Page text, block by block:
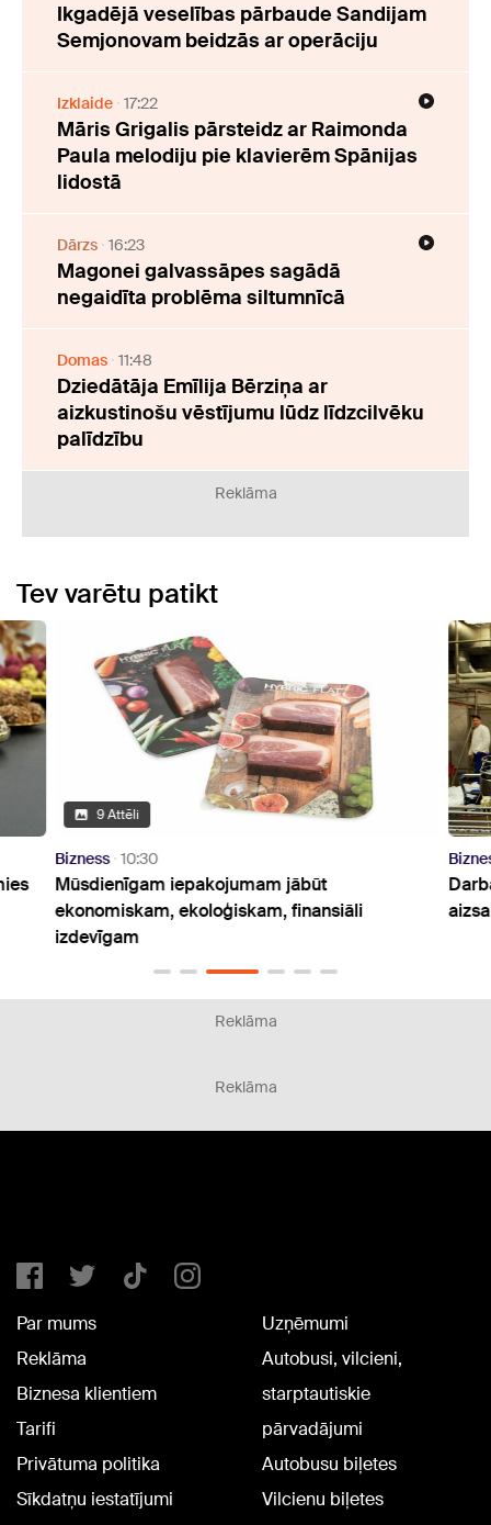
Ikgadējā veselības pārbaude Sandijam
Semjonovam beidzās ar operāciju
Izklaide 17:22
Māris Grigalis pārsteidz ar Raimonda
Paula melodiju pie klavierēm Spānijas
lidostā
Dārzs 16:23
Magonei galvassāpes sagādā
negaidīta problēma siltumnīcā
Domas 11:48
Dziedātāja Emīlija Bērziņa ar
aizkustinošu vēstījumu lūdz līdzcilvēku
palīdzību
Reklāma
Tev varētu patikt
9 Attēli
Bizness 10:30
Mūsdienīgam iepakojumam jābūt
ekonomiskam, ekoloģiskam, finansiāli
izdevīgam
Reklāma
Reklāma
Par mums
Reklāma
Biznesa klientiem
Tarifi
Privātuma politika
Sīkdatņu iestatījumi
Uzņēmumi
Autobusi, vilcieni,
starptautiskie
pārvadājumi
Autobusu biļetes
Vilcienu biļetes